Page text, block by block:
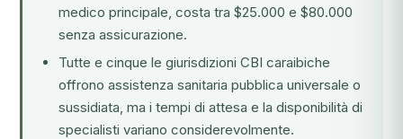
medico principale, costa tra $25.000 e $80.000
senza assicurazione.
Tutte e cinque le giurisdizioni CBI caraibiche
offrono assistenza sanitaria pubblica universale o
sussidiata, ma i tempi di attesa e la disponibilità di
specialisti variano considerevolmente.